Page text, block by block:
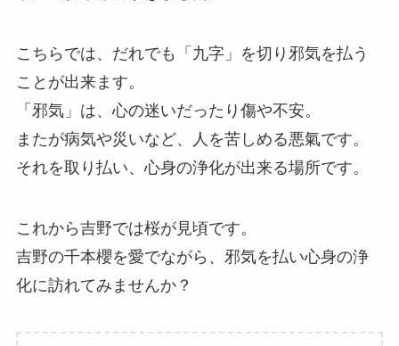
こちらでは、だれでも「九字」を切り邪気を払う
ことが出来ます。
「邪気」は、心の迷いだったり傷や不安。
またが病気や災いなど、人を苦しめる悪氣です。
それを取り払い、心身の浄化が出来る場所です。
これから吉野では桜が見頃です。
吉野の千本櫻を愛でながら、邪気を払い心身の浄
化に訪れてみませんか？